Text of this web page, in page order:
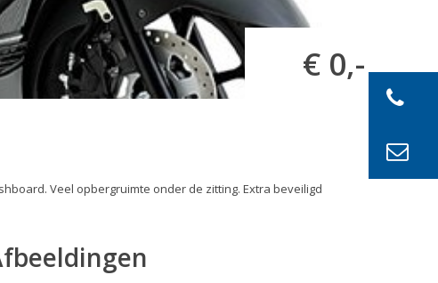
€ 0,-
Veel opbergruimte onder de zitting. Extra beveiligd